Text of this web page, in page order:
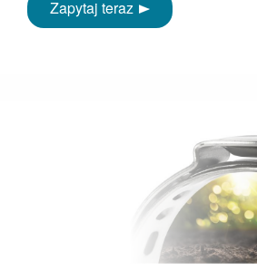
Zapytaj teraz